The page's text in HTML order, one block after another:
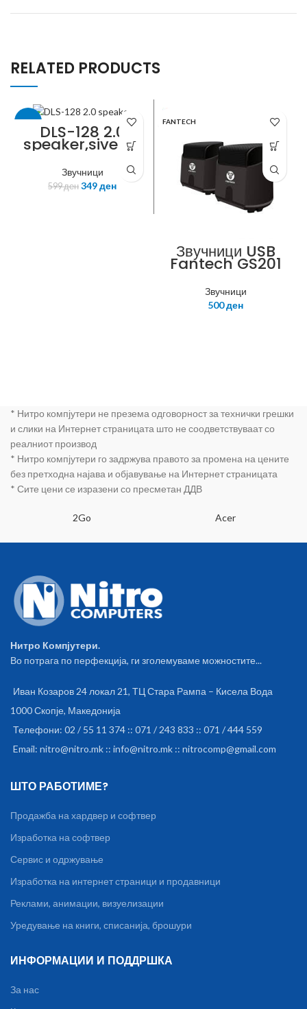
RELATED PRODUCTS
-42%
DELUX
DLS-128 2.0
speaker,siver/b
lack,euro cable,
color box
packing,Delux
logo
Звучници
599ден 349ден
FANTECH
Звучници USB
Fantech GS201
black
Звучници
500ден
* Нитро компјутери не презема одговорност за технички грешки
и слики на Интернет страницата што не соодветствуваат со
реалниот производ
* Нитро компјутери го задржува правото за промена на цените
без претходна најава и објавување на Интернет страницата
* Сите цени се изразени со пресметан ДДВ
2Go Acer
Нитро Компјутери.
Во потрага по перфекција, ги зголемуваме можностите...
Иван Козаров 24 локал 21, ТЦ Стара Рампа – Кисела Вода
1000 Скопје, Македонија
Телефони: 02 / 55 11 374 :: 071 / 243 833 :: 071 / 444 559
Email: nitro@nitro.mk :: info@nitro.mk :: nitrocomp@gmail.com
ШТО РАБОТИМЕ?
Продажба на хардвер и софтвер
Изработка на софтвер
Сервис и одржување
Изработка на интернет страници и продавници
Реклами, анимации, визуелизации
Уредување на книги, списанија, брошури
ИНФОРМАЦИИ И ПОДДРШКА
За нас